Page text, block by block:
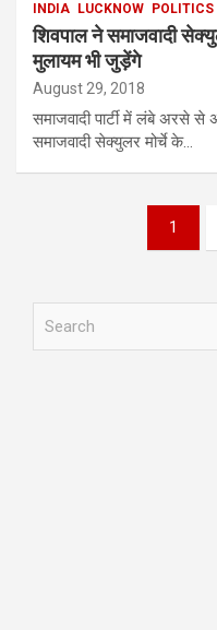
INDIA LUCKNOW POLITICS
शिवपाल ने समाजवादी
मुलायम भी जुड़ेंगे
August 29, 2018
समाजवादी पार्टी में लंबे अरसे
समाजवादी सेक्युलर मोर्चे के…
1